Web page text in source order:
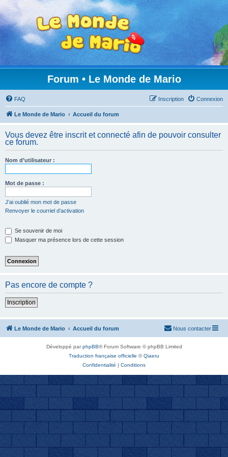
Forum • Le Monde de Mario
FAQ Connexion
Inscription
Le Monde de Mario Accueil du forum
Vous devez être inscrit et connecté afin de pouvoir consulter
ce forum.
Nom d’utilisateur :
Mot de passe :
J’ai oublié mon mot de passe
Renvoyer le courriel d’activation
Se souvenir de moi
Masquer ma présence lors de cette session
Pas encore de compte ?
Inscription
Le Monde de Mario Accueil du forum Nous contacter
Développé parphpBB® Forum Software © phpBB Limited
Traduction française officielle ©Qiaeru
Confidentialité | Conditions